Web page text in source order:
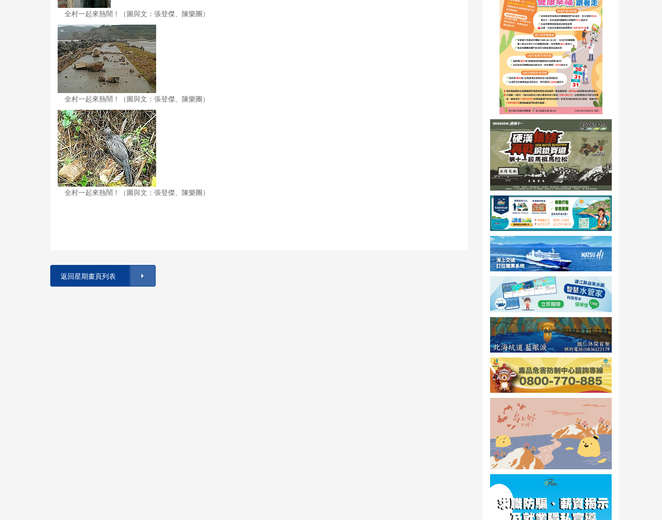
全村一起來熱鬧！（圖與文：張登傑、陳樂團）
全村一起來熱鬧！（圖與文：張登傑、陳樂團）
全村一起來熱鬧！（圖與文：張登傑、陳樂團）
返回星期畫頁列表